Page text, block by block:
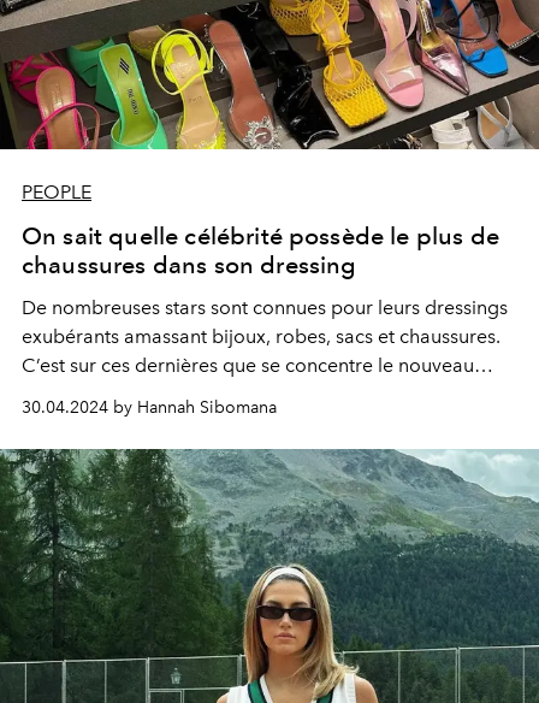
PEOPLE
On sait quelle célébrité possède le plus de
chaussures dans son dressing
De nombreuses stars sont connues pour leurs dressings
exubérants amassant bijoux, robes, sacs et chaussures.
C’est sur ces dernières que se concentre le nouveau
grandes collections des célébrités.
30.04.2024 by Hannah Sibomana